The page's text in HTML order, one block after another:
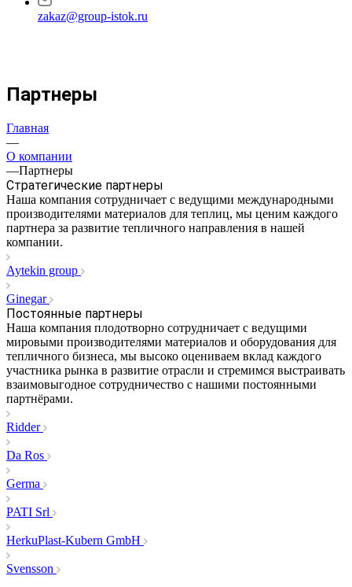
zakaz@group-istok.ru
Партнеры
Главная
—
О компании
—Партнеры
Стратегические партнеры
Наша компания сотрудничает с ведущими международными
производителями материалов для теплиц, мы ценим каждого
партнера за развитие тепличного направления в нашей
компании.
Aytekin group
Ginegar
Постоянные партнеры
Наша компания плодотворно сотрудничает с ведущими
мировыми производителями материалов и оборудования для
тепличного бизнеса, мы высоко оцениваем вклад каждого
участника рынка в развитие отрасли и стремимся выстраивать
взаимовыгодное сотрудничество с нашими постоянными
партнёрами.
Ridder
Da Ros
Germa
PATI Srl
HerkuPlast-Kubern GmbH
Svensson